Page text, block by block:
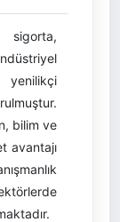
bilim ve
avantajı